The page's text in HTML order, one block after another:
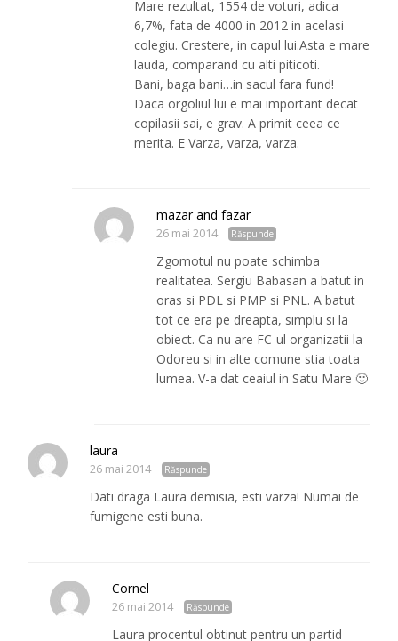
Mare rezultat, 1554 de voturi, adica
6,7%, fata de 4000 in 2012 in acelasi
colegiu. Crestere, in capul lui.Asta e mare
lauda, comparand cu alti piticoti.
Bani, baga bani…in sacul fara fund!
Daca orgoliul lui e mai important decat
copilasii sai, e grav. A primit ceea ce
merita. E Varza, varza, varza.
mazar and fazar
26 mai 2014 Răspunde
Zgomotul nu poate schimba
realitatea. Sergiu Babasan a batut in
oras si PDL si PMP si PNL. A batut
tot ce era pe dreapta, simplu si la
obiect. Ca nu are FC-ul organizatii la
Odoreu si in alte comune stia toata
lumea. V-a dat ceaiul in Satu Mare 🙂
laura
26 mai 2014 Răspunde
Dati draga Laura demisia, esti varza! Numai de
fumigene esti buna.
Cornel
26 mai 2014 Răspunde
Laura procentul obtinut pentru un partid